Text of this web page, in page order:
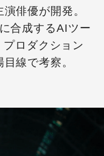
俳優が開発。
合成するAIツー
ロダクション
線で考察。